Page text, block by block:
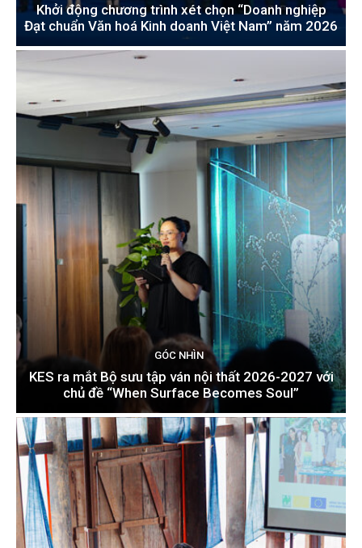
Khởi động chương trình xét chọn “Doanh nghiệp
Đạt chuẩn Văn hoá Kinh doanh Việt Nam” năm 2026
GÓC NHÌN
KES ra mắt Bộ sưu tập ván nội thất 2026-2027 với
chủ đề “When Surface Becomes Soul”